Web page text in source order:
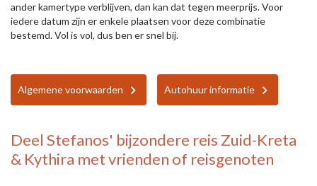
ander kamertype verblijven, dan kan dat tegen meerprijs. Voor
iedere datum zijn er enkele plaatsen voor deze combinatie
bestemd. Vol is vol, dus ben er snel bij.
Algemene voorwaarden Autohuur informatie
Deel Stefanos' bijzondere reis Zuid-Kreta
& Kythira met vrienden of reisgenoten